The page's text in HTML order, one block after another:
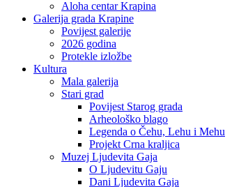
Aloha centar Krapina
Galerija grada Krapine
Povijest galerije
2026 godina
Protekle izložbe
Kultura
Mala galerija
Stari grad
Povijest Starog grada
Arheološko blago
Legenda o Čehu, Lehu i Mehu
Projekt Crna kraljica
Muzej Ljudevita Gaja
O Ljudevitu Gaju
Dani Ljudevita Gaja